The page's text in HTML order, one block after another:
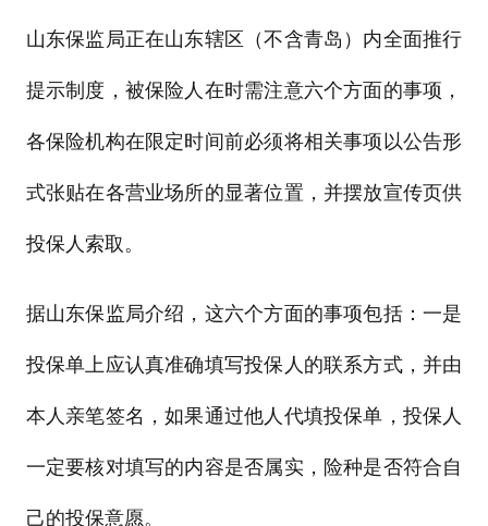
山东保监局正在山东辖区（不含青岛）内全面推行
提示制度，被保险人在时需注意六个方面的事项，
各保险机构在限定时间前必须将相关事项以公告形
式张贴在各营业场所的显著位置，并摆放宣传页供
投保人索取。
据山东保监局介绍，这六个方面的事项包括：一是
投保单上应认真准确填写投保人的联系方式，并由
本人亲笔签名，如果通过他人代填投保单，投保人
一定要核对填写的内容是否属实，险种是否符合自
己的投保意愿。